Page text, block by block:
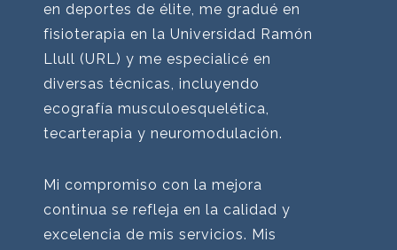
en deportes de élite, me gradué en
fisioterapia en la Universidad Ramón
Llull (URL) y me especialicé en
diversas técnicas, incluyendo
ecografía musculoesquelética,
tecarterapia y neuromodulación.
Mi compromiso con la mejora
continua se refleja en la calidad y
excelencia de mis servicios. Mis